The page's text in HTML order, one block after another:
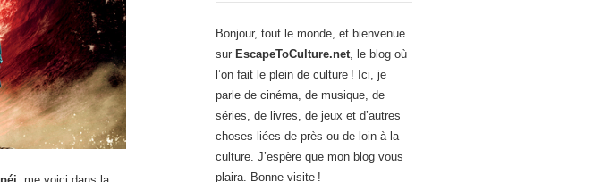
Bonjour, tout le monde, et bienvenue
sur EscapeToCulture.net , le blog où
l’on fait le plein de culture ! Ici, je
parle de cinéma, de musique, de
séries, de livres, de jeux et d’autres
choses liées de près ou de loin à la
culture. J’espère que mon blog vous
plaira. Bonne visite !